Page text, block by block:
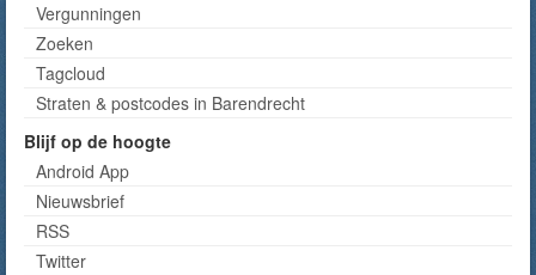
Vergunningen
Zoeken
Tagcloud
Straten & postcodes in Barendrecht
Blijf op de hoogte
Android App
Nieuwsbrief
RSS
Twitter